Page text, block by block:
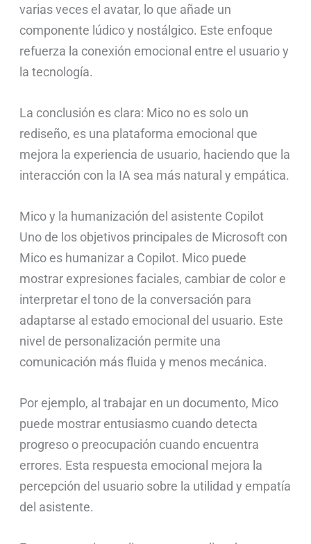
varias veces el avatar, lo que añade un
componente lúdico y nostálgico. Este enfoque
refuerza la conexión emocional entre el usuario y
la tecnología.
La conclusión es clara: Mico no es solo un
rediseño, es una plataforma emocional que
mejora la experiencia de usuario, haciendo que la
interacción con la IA sea más natural y empática.
Mico y la humanización del asistente Copilot
Uno de los objetivos principales de Microsoft con
Mico es humanizar a Copilot. Mico puede
mostrar expresiones faciales, cambiar de color e
interpretar el tono de la conversación para
adaptarse al estado emocional del usuario. Este
nivel de personalización permite una
comunicación más fluida y menos mecánica.
Por ejemplo, al trabajar en un documento, Mico
puede mostrar entusiasmo cuando detecta
progreso o preocupación cuando encuentra
errores. Esta respuesta emocional mejora la
percepción del usuario sobre la utilidad y empatía
del asistente.